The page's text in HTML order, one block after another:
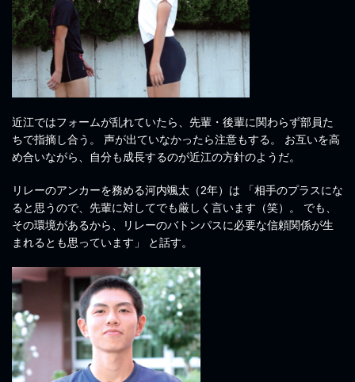
近江ではフォームが乱れていたら、先輩・後輩に関わらず部員た
ちで指摘し合う。 声が出ていなかったら注意もする。 お互いを高
め合いながら、自分も成長するのが近江の方針のようだ。
リレーのアンカーを務める河内颯太（2年）は 「相手のプラスにな
ると思うので、先輩に対してでも厳しく言います（笑）。 でも、
その環境があるから、リレーのバトンパスに必要な信頼関係が生
まれるとも思っています」 と話す。